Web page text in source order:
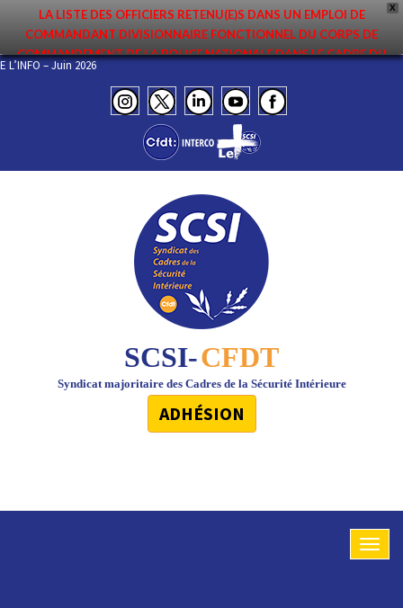
X
LA LISTE DES OFFICIERS RETENU(E)S DANS UN EMPLOI DE
COMMANDANT DIVISIONNAIRE FONCTIONNEL DU CORPS DE
COMMANDEMENT DE LA POLICE NATIONALE DANS LE CADRE DU
PREMIER MOUVEMENT 2026 A ÉTÉ DIFFUSÉE. ELLE EST DISPONIBLE EN
PAGES PROTÉGÉES DU SITE. FÉLICITATIONS AUX NOMMÉ(E)S !
DE L’INFO – Juin 2026
SCSI-CFDT
Syndicat majoritaire des Cadres de la Sécurité Intérieure
ADHÉSION